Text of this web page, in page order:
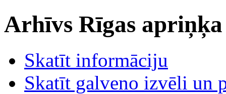
Arhīvs Rīgas
Skatīt informāciju
Skatīt galveno izvēli un